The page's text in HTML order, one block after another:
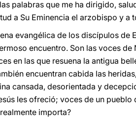
palabras que me ha dirigido,
a Su Eminencia el arzobispo y a
evangélica de los discípulos de
encuentro. Son las voces
en las que resuena la antigua
encuentran cabida las
cansada, desorientada y
les ofreció; voces de un
importa?